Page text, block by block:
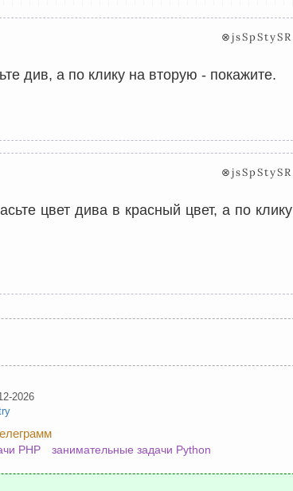
⊗jsSpStySR
див, а по клику на вторую - покажите.
⊗jsSpStySR
цвет дива в красный цвет, а по клику
2026
PHP занимательные задачи Python